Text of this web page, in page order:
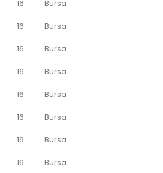
16
Bursa
16
Bursa
16
Bursa
16
Bursa
16
Bursa
16
Bursa
16
Bursa
16
Bursa